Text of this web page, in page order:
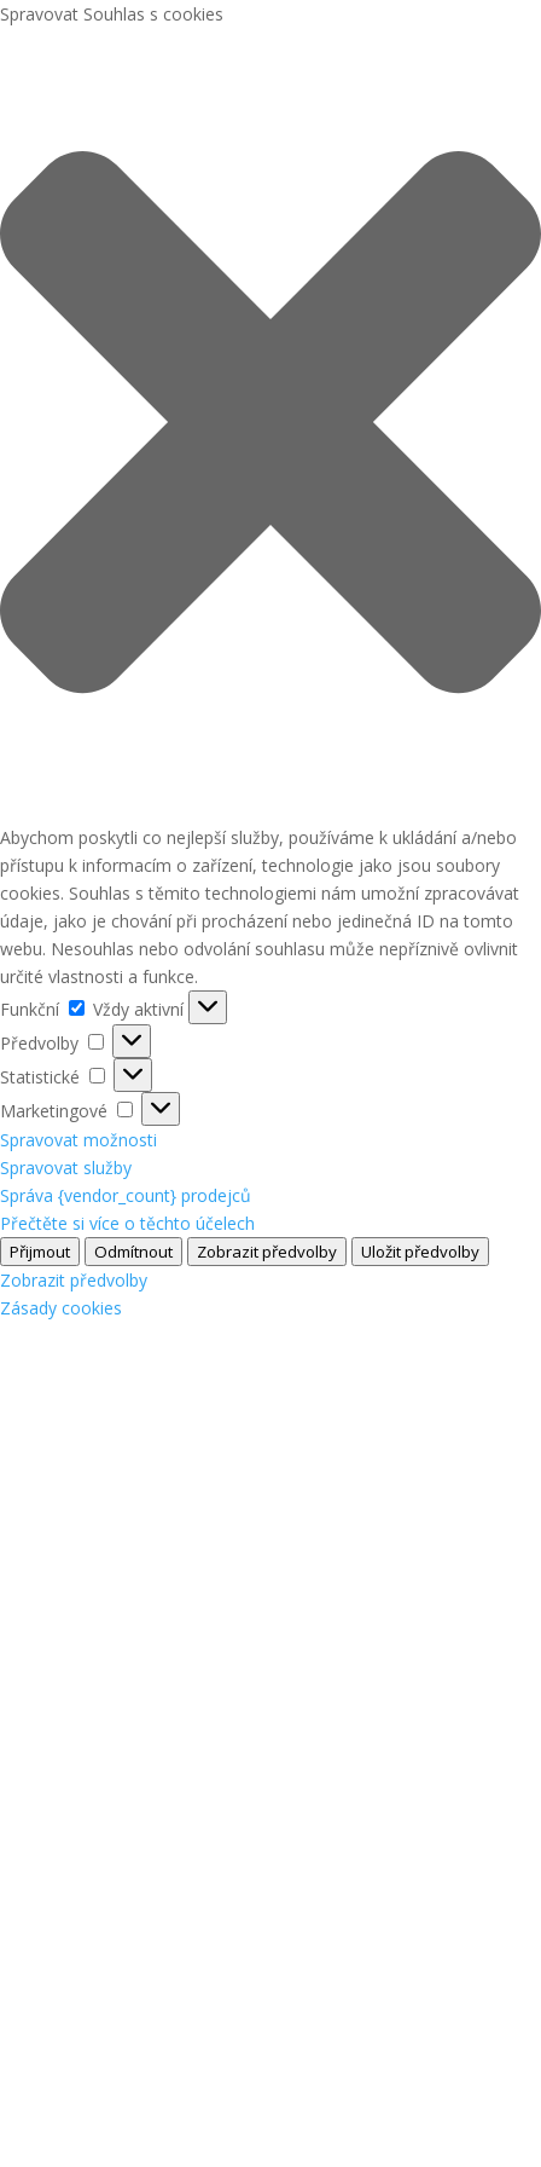
Spravovat Souhlas s cookies
Abychom poskytli co nejlepší služby, používáme k ukládání a/nebo
přístupu k informacím o zařízení, technologie jako jsou soubory
cookies. Souhlas s těmito technologiemi nám umožní zpracovávat
údaje, jako je chování při procházení nebo jedinečná ID na tomto
webu. Nesouhlas nebo odvolání souhlasu může nepříznivě ovlivnit
určité vlastnosti a funkce.
Funkční
Funkční
Vždy aktivní
Předvolby
Předvolby
Statistické
Statistické
Marketingové
Marketingové
Spravovat možnosti
Spravovat služby
Správa {vendor_count} prodejců
Přečtěte si více o těchto účelech
Přijmout Odmítnout Zobrazit předvolby Uložit předvolby
Zobrazit předvolby
Zásady cookies